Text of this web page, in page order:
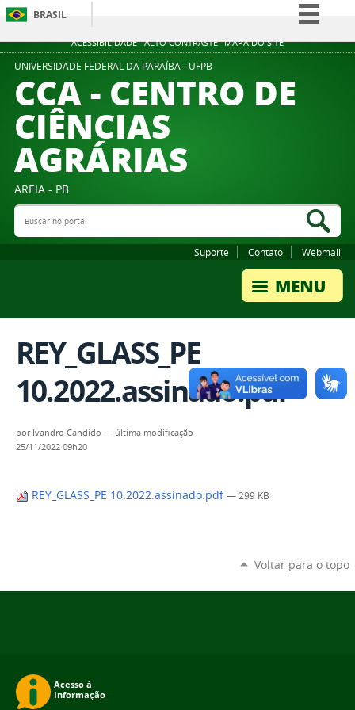
ACESSIBILIDADE ALTO CONTRASTE MAPA DO SITE
BRASIL
Simplifique!
Participe
UNIVERSIDADE FEDERAL DA PARAÍBA - UFPB
CCA - CENTRO DE
CIÊNCIAS
AGRÁRIAS
AREIA - PB
Buscar no portal
Suporte Contato Webmail
REY_GLASS_PE
10.2022.assinado.pdf
por Ivandro Candido — última modificação
25/11/2022 09h20
REY_GLASS_PE 10.2022.assinado.pdf — 299 KB
Voltar para o topo